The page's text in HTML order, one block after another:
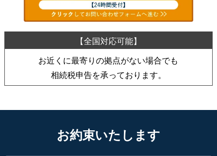
お近くに最寄りの拠点がない場合でも
相続税申告を承っております。
お約束いたします